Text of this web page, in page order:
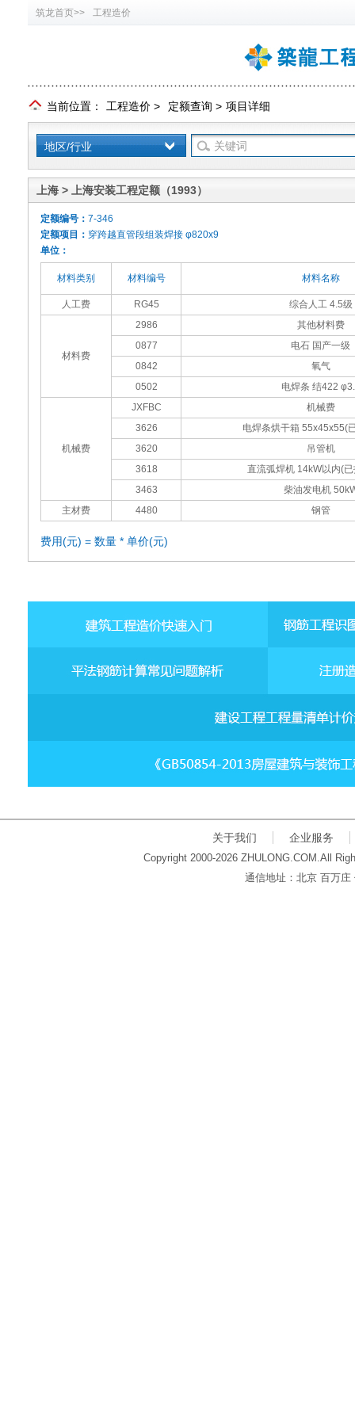
筑龙首页>> 工程造价
当前位置： 工程造价 > 定额查询 > 项目详细
地区/行业
上海 > 上海安装工程定额（1993）
定额编号： 7-346
定额项目： 穿跨越直管段组装焊接 φ820x9
单位：
材料类别 材料编号 材料名称
人工费 RG45 综合人工 4.5级
材料费
2986
其他材料费
0877
电石 国产一级
0842
氧气
0502
电焊条 结422
机械费
JXFBC
机械费
3626
电焊条烘干箱 55x45x55(
3620
吊管机
3618
直流弧焊机 14kW以内(
3463
柴油发电机
主材费
4480 钢管
费用(元) = 数量 * 单价(元)
关于我们 企业服务
Copyright 2000-2026 ZHULONG.COM.All
通信地址：北京 百万